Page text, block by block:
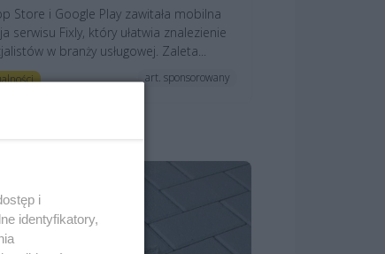
Store i Google Play zawitała mobilna
serwisu Fixly, który ułatwia znalezienie
w branży usługowej. Zaleta...
art. sponsorowany
i
identyfikatory,